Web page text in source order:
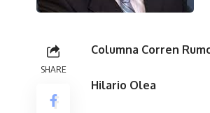
SHARE
Columna Corren
Hilario Olea